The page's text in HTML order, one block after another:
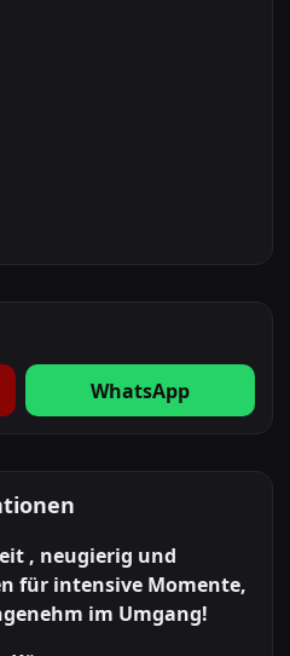
WhatsApp
, neugierig und
für intensive Momente,
im Umgang!